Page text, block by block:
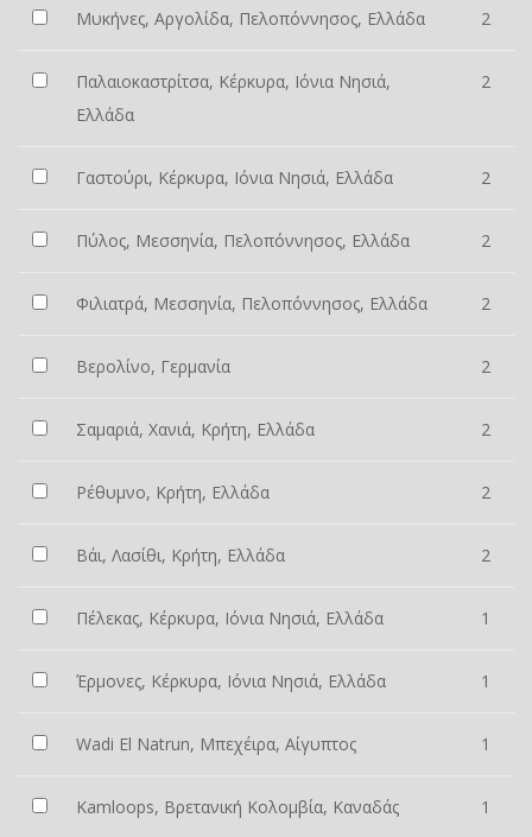
Μυκήνες, Αργολίδα, Πελοπόννησος, Ελλάδα 2
Παλαιοκαστρίτσα, Κέρκυρα, Ιόνια Νησιά,
Ελλάδα
2
Γαστούρι, Κέρκυρα, Ιόνια Νησιά, Ελλάδα 2
Πύλος, Μεσσηνία, Πελοπόννησος, Ελλάδα 2
Φιλιατρά, Μεσσηνία, Πελοπόννησος, Ελλάδα 2
Βερολίνο, Γερμανία 2
Σαμαριά, Χανιά, Κρήτη, Ελλάδα 2
Ρέθυμνο, Κρήτη, Ελλάδα 2
Βάι, Λασίθι, Κρήτη, Ελλάδα 2
Πέλεκας, Κέρκυρα, Ιόνια Νησιά, Ελλάδα 1
Έρμονες, Κέρκυρα, Ιόνια Νησιά, Ελλάδα 1
Wadi El Natrun, Μπεχέιρα, Αίγυπτος 1
Kamloops, Βρετανική Κολομβία, Καναδάς 1